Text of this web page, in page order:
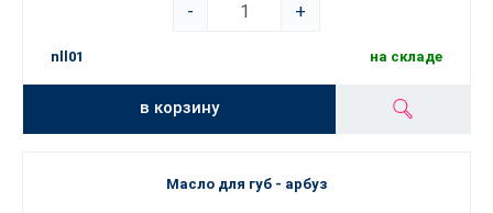
-
+
nll01 на складе
в корзину
Масло для губ - арбуз